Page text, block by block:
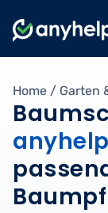
Home / Garten
anyhelp